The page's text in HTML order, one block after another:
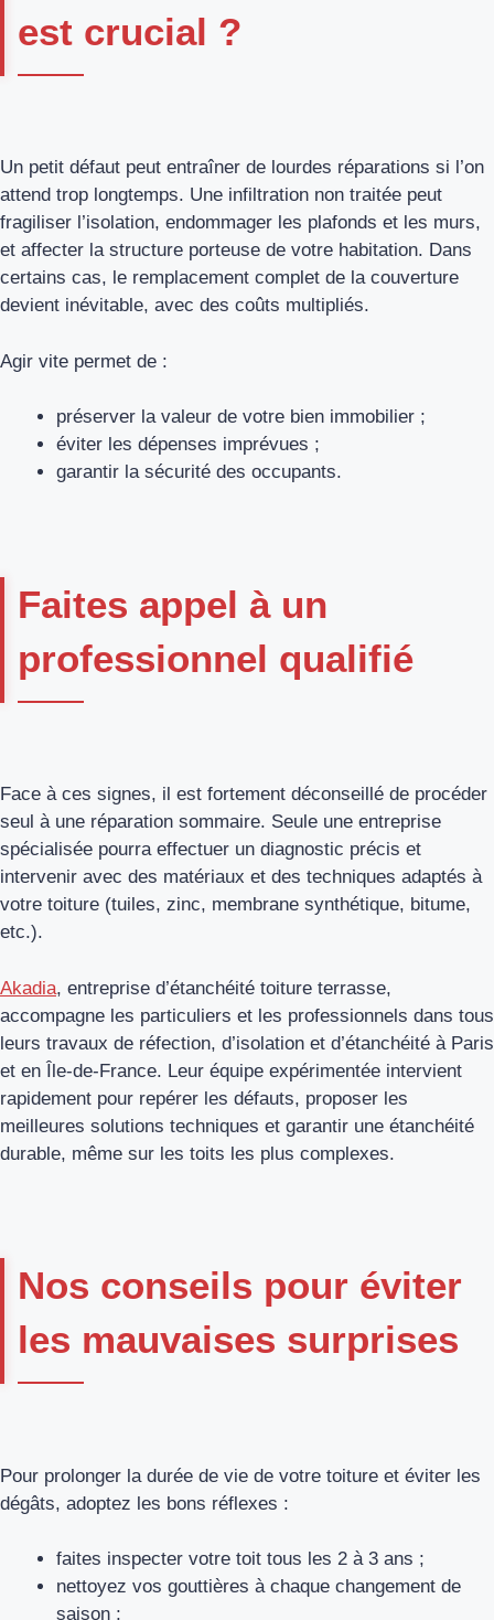
est crucial ?
Un petit défaut peut entraîner de lourdes réparations si l’on
attend trop longtemps. Une infiltration non traitée peut
fragiliser l’isolation, endommager les plafonds et les murs,
et affecter la structure porteuse de votre habitation. Dans
certains cas, le remplacement complet de la couverture
devient inévitable, avec des coûts multipliés.
Agir vite permet de :
préserver la valeur de votre bien immobilier ;
éviter les dépenses imprévues ;
garantir la sécurité des occupants.
Faites appel à un
professionnel qualifié
Face à ces signes, il est fortement déconseillé de procéder
seul à une réparation sommaire. Seule une entreprise
spécialisée pourra effectuer un diagnostic précis et
intervenir avec des matériaux et des techniques adaptés à
votre toiture (tuiles, zinc, membrane synthétique, bitume,
etc.).
Akadia, entreprise d’étanchéité toiture terrasse,
accompagne les particuliers et les professionnels dans tous
leurs travaux de réfection, d’isolation et d’étanchéité à Paris
et en Île-de-France. Leur équipe expérimentée intervient
rapidement pour repérer les défauts, proposer les
meilleures solutions techniques et garantir une étanchéité
durable, même sur les toits les plus complexes.
Nos conseils pour éviter
les mauvaises surprises
Pour prolonger la durée de vie de votre toiture et éviter les
dégâts, adoptez les bons réflexes :
faites inspecter votre toit tous les 2 à 3 ans ;
nettoyez vos gouttières à chaque changement de
saison ;